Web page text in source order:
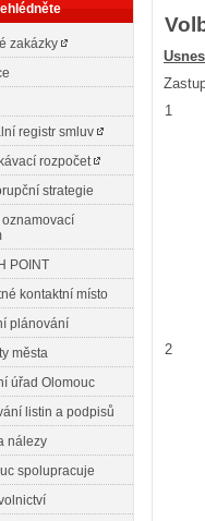
zakázky
registr smluv
rozpočet
strategie
POINT
kontaktní místo
plánování
města
úřad Olomouc
listin a podpisů
nálezy
spolupracuje
1
2